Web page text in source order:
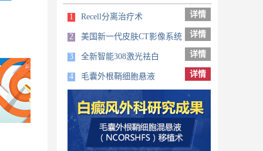
1 Recell分离治疗术 详情
2 美国新一代皮肤CT影像系统 详情
3 全新智能308激光祛白 详情
4 毛囊外根鞘细胞悬液 详情